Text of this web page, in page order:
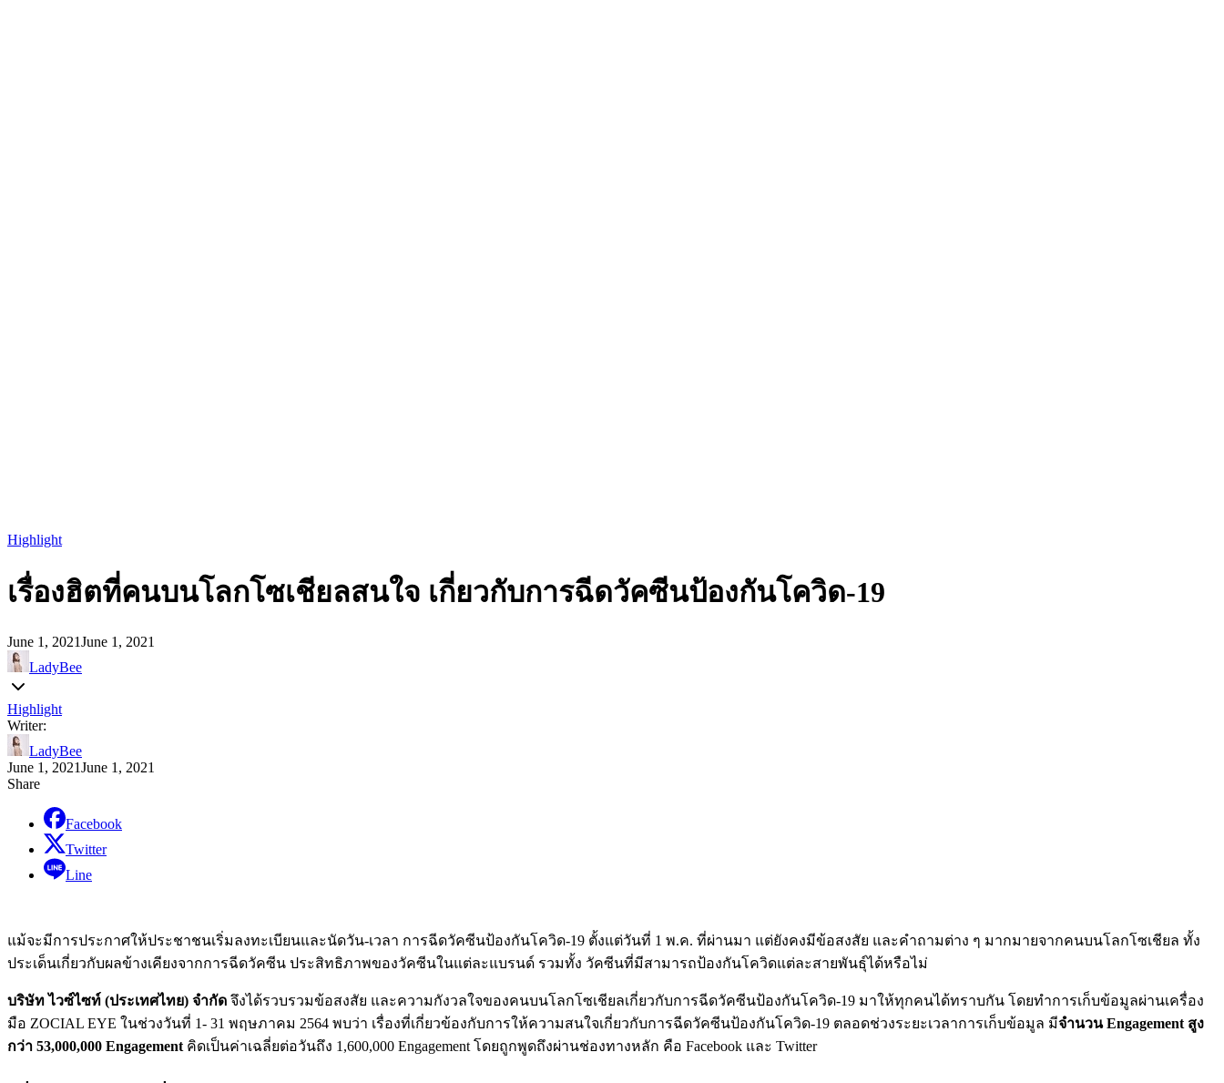
Highlight
เรื่องฮิตที่คนบนโลกโซเชียลสนใจ เกี่ยวกับการฉีดวัคซีนป้องกันโควิด-19
June 1, 2021June 1, 2021
LadyBee
Highlight
Writer:
LadyBee
June 1, 2021June 1, 2021
Share
Facebook
Twitter
Line
แม้จะมีการประกาศให้ประชาชนเริ่มลงทะเบียนและนัดวัน-เวลา การฉีดวัคซีนป้องกันโควิด-19 ตั้งแต่วันที่ 1 พ.ค. ที่ผ่านมา แต่ยังคงมีข้อสงสัย และคำถามต่าง ๆ มากมายจากคนบนโลกโซเชียล ทั้ง
ประเด็นเกี่ยวกับผลข้างเคียงจากการฉีดวัคซีน ประสิทธิภาพของวัคซีนในแต่ละแบรนด์ รวมทั้ง วัคซีนที่มีสามารถป้องกันโควิดแต่ละสายพันธุ์ได้หรือไม่
บริษัท ไวซ์ไซท์ (ประเทศไทย) จำกัด จึงได้รวบรวมข้อสงสัย และความกังวลใจของคนบนโลกโซเชียลเกี่ยวกับการฉีดวัคซีนป้องกันโควิด-19 มาให้ทุกคนได้ทราบกัน โดยทำการเก็บข้อมูลผ่านเครื่อง
มือ ZOCIAL EYE ในช่วงวันที่ 1- 31 พฤษภาคม 2564 พบว่า เรื่องที่เกี่ยวข้องกับการให้ความสนใจเกี่ยวกับการฉีดวัคซีนป้องกันโควิด-19 ตลอดช่วงระยะเวลาการเก็บข้อมูล มีจำนวน Engagement สูง
กว่า 53,000,000 Engagement คิดเป็นค่าเฉลี่ยต่อวันถึง 1,600,000 Engagement โดยถูกพูดถึงผ่านช่องทางหลัก คือ Facebook และ Twitter